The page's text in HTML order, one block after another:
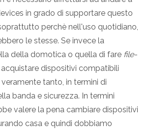
in grado di supportare questo
perchè nell'uso quotidiano,
le stesse. Se invece la
della domotica o quella di fare file-
dispositivi compatibili
tanto, in termini di
banda e sicurezza. In termini
valere la pena cambiare dispositivi
casa e quindi dobbiamo